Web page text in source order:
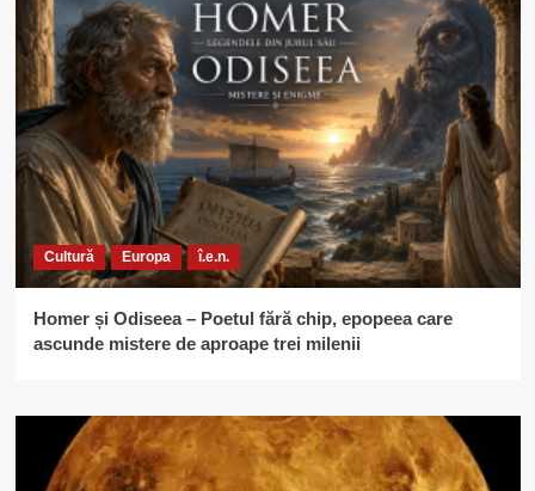
Cultură Europa î.e.n.
Homer și Odiseea – Poetul fără chip, epopeea care
ascunde mistere de aproape trei milenii